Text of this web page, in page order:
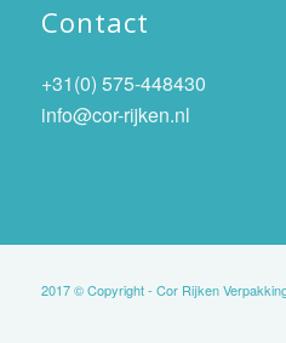
Contact
+31(0) 575-448430
info@cor-rijken.nl
2017 © Copyright - Cor Rijken